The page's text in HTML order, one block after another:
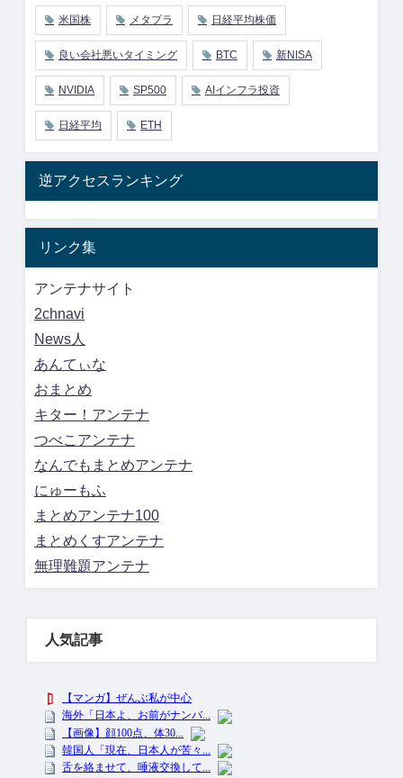
米国株 メタプラ 日経平均株価
良い会社悪いタイミング BTC 新NISA
NVIDIA SP500 AIインフラ投資
日経平均 ETH
逆アクセスランキング
リンク集
アンテナサイト
2chnavi
News人
あんてぃな
おまとめ
キター！アンテナ
つべこアンテナ
なんでもまとめアンテナ
にゅーもふ
まとめアンテナ100
まとめくすアンテナ
無理難題アンテナ
人気記事